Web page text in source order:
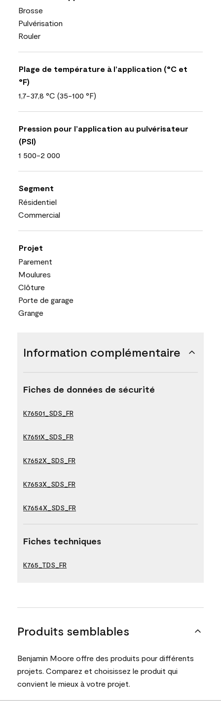
Brosse
Pulvérisation
Rouler
Plage de température à l’application (°C et
°F)
1,7-37,8 °C (35-100 °F)
Pression pour l’application au pulvérisateur
(PSI)
1 500-2 000
Segment
Résidentiel
Commercial
Projet
Parement
Moulures
Clôture
Porte de garage
Grange
Information complémentaire
Fiches de données de sécurité
K76501_SDS_FR
K7651X_SDS_FR
K7652X_SDS_FR
K7653X_SDS_FR
K7654X_SDS_FR
Fiches techniques
K765_TDS_FR
Produits semblables
Benjamin Moore offre des produits pour différents
projets. Comparez et choisissez le produit qui
convient le mieux à votre projet.